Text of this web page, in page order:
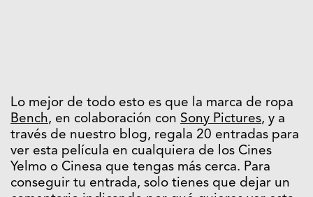
Lo mejor de todo esto es que la marca de ropa
Bench, en colaboración con Sony Pictures, y a
través de nuestro blog, regala 20 entradas para
ver esta película en cualquiera de los Cines
Yelmo o Cinesa que tengas más cerca. Para
conseguir tu entrada, solo tienes que dejar un